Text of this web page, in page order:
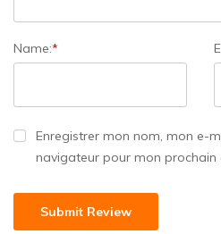
Name:*
Enregistrer mon nom, mon e-
navigateur pour mon prochain